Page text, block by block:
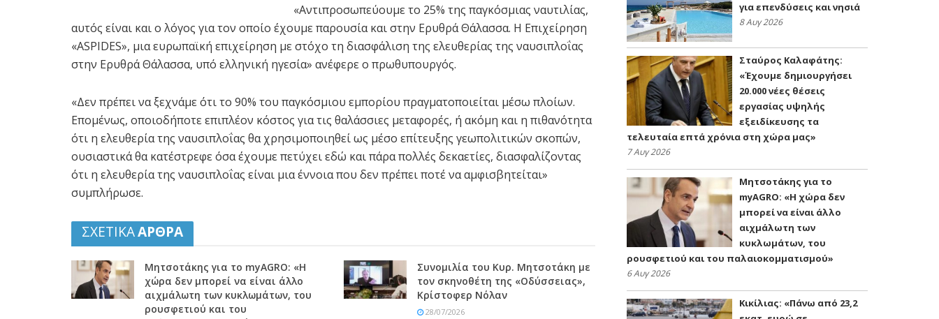
«Αντιπροσωπεύουμε το 25% της παγκόσμιας ναυτιλίας,
αυτός είναι και ο λόγος για τον οποίο έχουμε παρουσία και στην Ερυθρά Θάλασσα. Η Επιχείρηση
«ASPIDES», μια ευρωπαϊκή επιχείρηση με στόχο τη διασφάλιση της ελευθερίας της ναυσιπλοΐας
στην Ερυθρά Θάλασσα, υπό ελληνική ηγεσία» ανέφερε ο πρωθυπουργός.
«Δεν πρέπει να ξεχνάμε ότι το 90% του παγκόσμιου εμπορίου πραγματοποιείται μέσω πλοίων.
Επομένως, οποιοδήποτε επιπλέον κόστος για τις θαλάσσιες μεταφορές, ή ακόμη και η πιθανότητα
ότι η ελευθερία της ναυσιπλοΐας θα χρησιμοποιηθεί ως μέσο επίτευξης γεωπολιτικών σκοπών,
ουσιαστικά θα κατέστρεφε όσα έχουμε πετύχει εδώ και πάρα πολλές δεκαετίες, διασφαλίζοντας
ότι η ελευθερία της ναυσιπλοΐας είναι μια έννοια που δεν πρέπει ποτέ να αμφισβητείται»
συμπλήρωσε.
ΣΧΕΤΙΚΑΑΡΘΡΑ
Μητσοτάκης για το myAGRO: «Η
χώρα δεν μπορεί να είναι άλλο
αιχμάλωτη των κυκλωμάτων, του
ρουσφετιού και του
Συνομιλία του Κυρ. Μητσοτάκη με
τον σκηνοθέτη της «Οδύσσειας»,
Κρίστοφερ Νόλαν
28/07/2026
για επενδύσεις και νησιά
8 Αυγ 2026
Σταύρος Καλαφάτης:
«Έχουμε δημιουργήσει
20.000 νέες θέσεις
εργασίας υψηλής
εξειδίκευσης τα
τελευταία επτά χρόνια στη χώρα μας»
7 Αυγ 2026
Μητσοτάκης για το
myAGRO: «Η χώρα δεν
μπορεί να είναι άλλο
αιχμάλωτη των
κυκλωμάτων, του
ρουσφετιού και του παλαιοκομματισμού»
6 Αυγ 2026
Κικίλιας: «Πάνω από 23,2